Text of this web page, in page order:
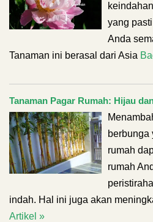
yang
Anda
Tanaman ini berasal dari Asia
Tanaman Pagar Rumah: Hijau
berbunga
rumah
rumah
indah. Hal ini juga akan
Artikel »